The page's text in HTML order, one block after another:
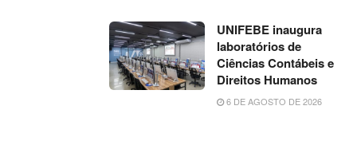
UNIFEBE inaugura
laboratórios de
Ciências Contábeis e
Direitos Humanos
6 DE AGOSTO DE 2026